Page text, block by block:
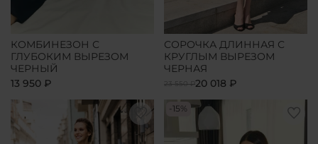
КОМБИНЕЗОН С
ГЛУБОКИМ ВЫРЕЗОМ
ЧЕРНЫЙ
13 950 ₽
СОРОЧКА ДЛИННАЯ С
КРУГЛЫМ ВЫРЕЗОМ
ЧЕРНАЯ
23 550 ₽20 018 ₽
-15%